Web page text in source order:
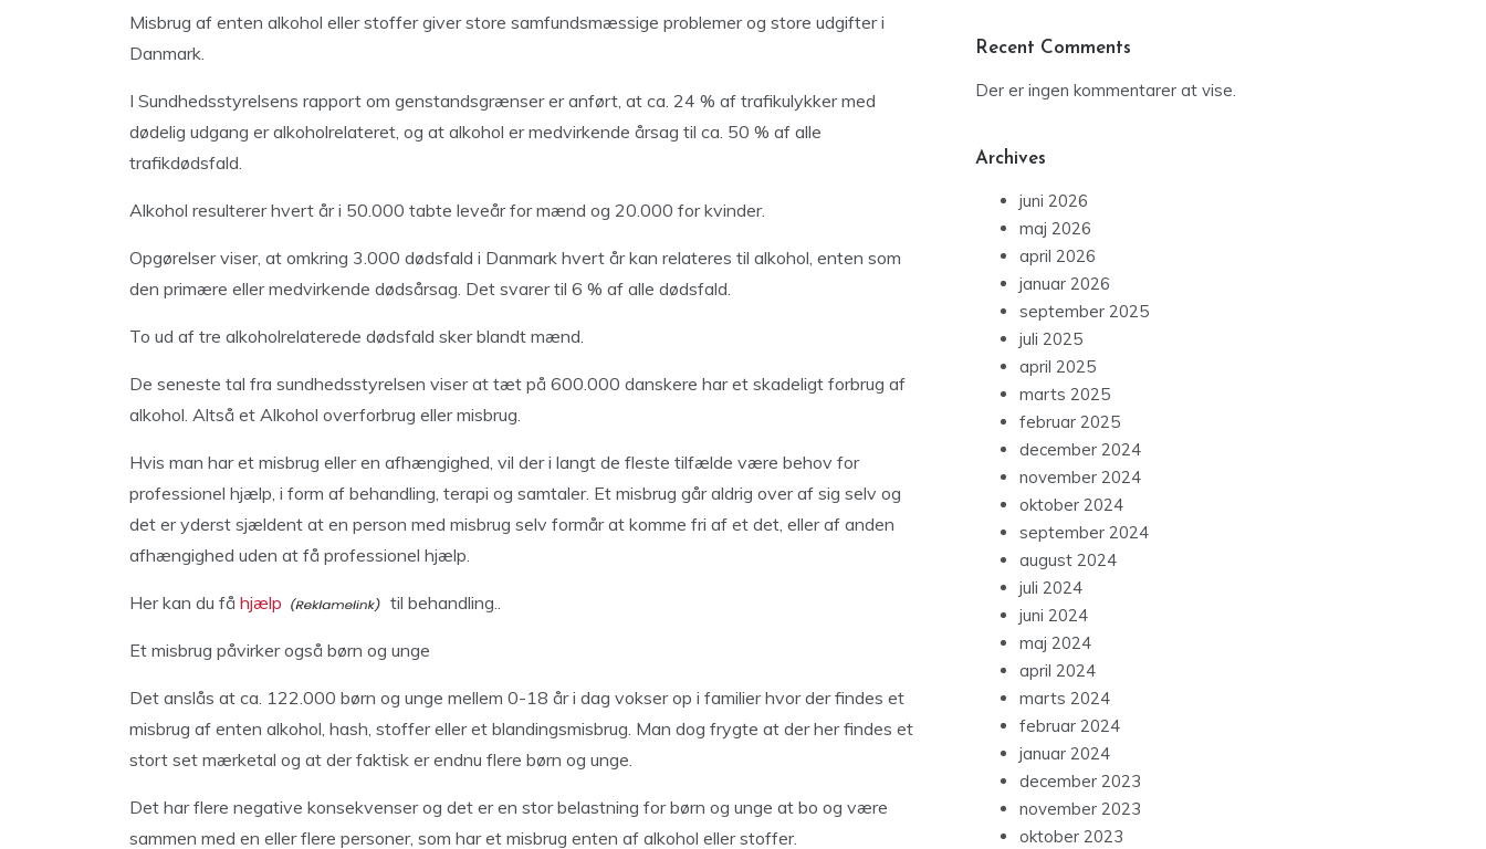
Misbrug af enten alkohol eller stoffer giver store samfundsmæssige problemer og store udgifter i
Danmark.
I Sundhedsstyrelsens rapport om genstandsgrænser er anført, at ca. 24 % af trafikulykker med
dødelig udgang er alkoholrelateret, og at alkohol er medvirkende årsag til ca. 50 % af alle
trafikdødsfald.
Alkohol resulterer hvert år i 50.000 tabte leveår for mænd og 20.000 for kvinder.
Opgørelser viser, at omkring 3.000 dødsfald i Danmark hvert år kan relateres til alkohol, enten som
den primære eller medvirkende dødsårsag. Det svarer til 6 % af alle dødsfald.
To ud af tre alkoholrelaterede dødsfald sker blandt mænd.
De seneste tal fra sundhedsstyrelsen viser at tæt på 600.000 danskere har et skadeligt forbrug af
alkohol. Altså et Alkohol overforbrug eller misbrug.
Hvis man har et misbrug eller en afhængighed, vil der i langt de fleste tilfælde være behov for
professionel hjælp, i form af behandling, terapi og samtaler. Et misbrug går aldrig over af sig selv og
det er yderst sjældent at en person med misbrug selv formår at komme fri af et det, eller af anden
afhængighed uden at få professionel hjælp.
Her kan du få hjælp til behandling..
Et misbrug påvirker også børn og unge
Det anslås at ca. 122.000 børn og unge mellem 0-18 år i dag vokser op i familier hvor der findes et
misbrug af enten alkohol, hash, stoffer eller et blandingsmisbrug. Man dog frygte at der her findes et
stort set mærketal og at der faktisk er endnu flere børn og unge.
Det har flere negative konsekvenser og det er en stor belastning for børn og unge at bo og være
sammen med en eller flere personer, som har et misbrug enten af alkohol eller stoffer.
Recent Comments
Der er ingen kommentarer at vise.
Archives
juni 2026
maj 2026
april 2026
januar 2026
september 2025
juli 2025
april 2025
marts 2025
februar 2025
december 2024
november 2024
oktober 2024
september 2024
august 2024
juli 2024
juni 2024
maj 2024
april 2024
marts 2024
februar 2024
januar 2024
december 2023
november 2023
oktober 2023